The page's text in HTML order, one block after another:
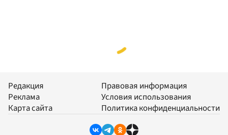
Редакция
Реклама
Карта сайта
Правовая информация
Условия использования
Политика конфиденциальности